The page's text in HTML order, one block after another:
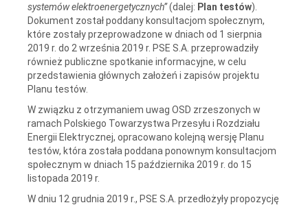
systemów elektroenergetycznych”(dalej: Plan testów).
Dokument został poddany konsultacjom społecznym,
które zostały przeprowadzone w dniach od 1 sierpnia
2019 r. do 2 września 2019 r. PSE S.A. przeprowadziły
również publiczne spotkanie informacyjne, w celu
przedstawienia głównych założeń i zapisów projektu
Planu testów.
W związku z otrzymaniem uwag OSD zrzeszonych w
ramach Polskiego Towarzystwa Przesyłu i Rozdziału
Energii Elektrycznej, opracowano kolejną wersję Planu
testów, która została poddana ponownym konsultacjom
społecznym w dniach 15 października 2019 r. do 15
listopada 2019 r.
W dniu 12 grudnia 2019 r., PSE S.A. przedłożyły propozycję